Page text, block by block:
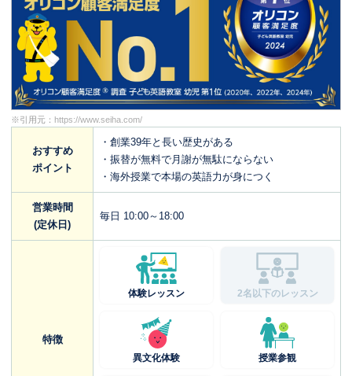
※引用元： https://www.seiha.com/
おすすめ
ポイント
・創業39年と長い歴史がある
・振替が無料で月謝が無駄にならない
・海外授業で本場の英語力が身につく
営業時間
(定休日)
毎日 10:00～18:00
特徴
体験レッスン 2名以下のレッスン
異文化体験 授業参観